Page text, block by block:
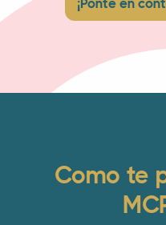
¡Ponte en
Como te